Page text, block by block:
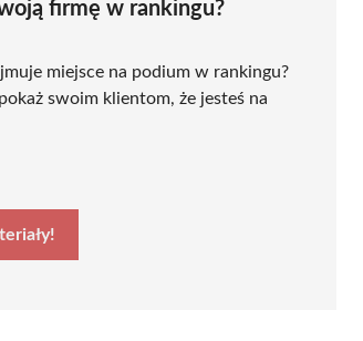
firmę w rankingu?
miejsce na podium w rankingu?
swoim klientom, że jesteś na